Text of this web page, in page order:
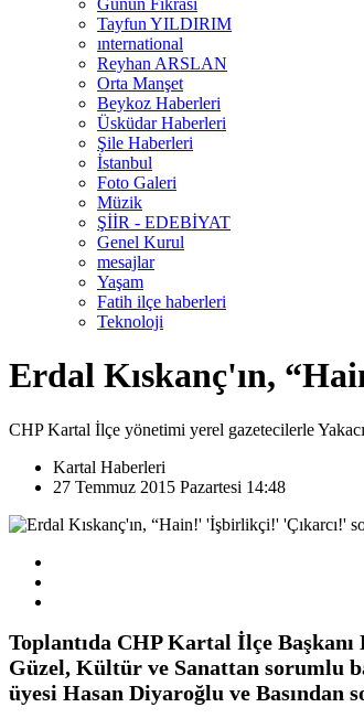
Günün Fıkrası
Tayfun YILDIRIM
ınternational
Reyhan ARSLAN
Orta Manşet
Beykoz Haberleri
Üsküdar Haberleri
Şile Haberleri
İstanbul
Foto Galeri
Müzik
ŞİİR - EDEBİYAT
Genel Kurul
mesajlar
Yaşam
Fatih ilçe haberleri
Teknoloji
Erdal Kıskanç'ın,
CHP Kartal İlçe yönetimi yerel gazetecilerle
Kartal Haberleri
27 Temmuz 2015 Pazartesi 14:48
Toplantıda CHP Kartal İlçe Başkanı
Güzel, Kültür ve Sanattan sorumlu
üyesi Hasan Diyaroğlu ve Basından